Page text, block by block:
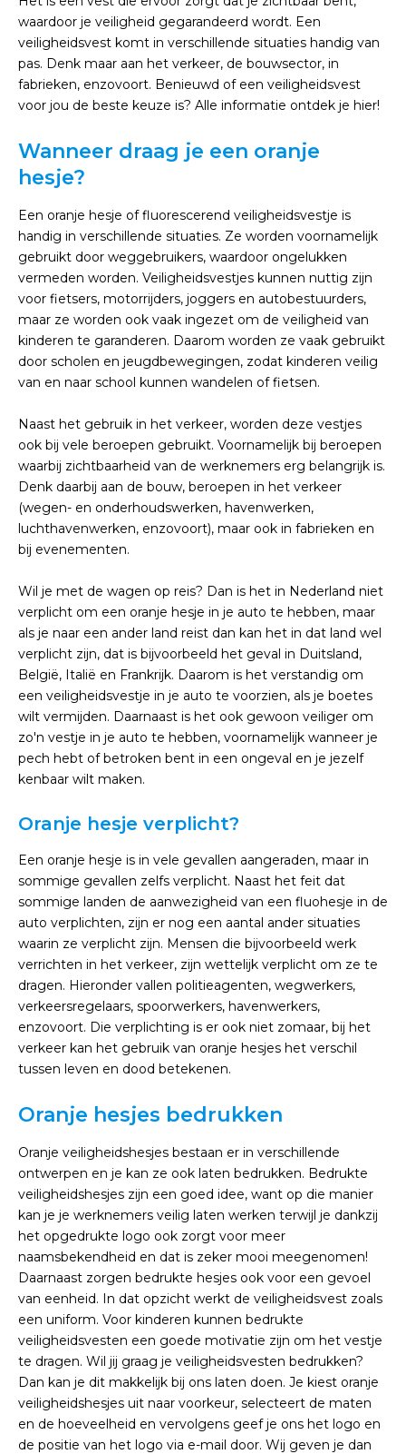
waardoor je veiligheid gegarandeerd wordt. Een
veiligheidsvest komt in verschillende situaties handig van
pas. Denk maar aan het verkeer, de bouwsector, in
fabrieken, enzovoort. Benieuwd of een veiligheidsvest
voor jou de beste keuze is? Alle informatie ontdek je hier!
Wanneer draag je een oranje
hesje?
Een oranje hesje of fluorescerend veiligheidsvestje is
handig in verschillende situaties. Ze worden voornamelijk
gebruikt door weggebruikers, waardoor ongelukken
vermeden worden. Veiligheidsvestjes kunnen nuttig zijn
voor fietsers, motorrijders, joggers en autobestuurders,
maar ze worden ook vaak ingezet om de veiligheid van
kinderen te garanderen. Daarom worden ze vaak gebruikt
door scholen en jeugdbewegingen, zodat kinderen veilig
van en naar school kunnen wandelen of fietsen.
Naast het gebruik in het verkeer, worden deze vestjes
ook bij vele beroepen gebruikt. Voornamelijk bij beroepen
waarbij zichtbaarheid van de werknemers erg belangrijk is.
Denk daarbij aan de bouw, beroepen in het verkeer
(wegen- en onderhoudswerken, havenwerken,
luchthavenwerken, enzovoort), maar ook in fabrieken en
bij evenementen.
Wil je met de wagen op reis? Dan is het in Nederland niet
verplicht om een oranje hesje in je auto te hebben, maar
als je naar een ander land reist dan kan het in dat land wel
verplicht zijn, dat is bijvoorbeeld het geval in Duitsland,
België, Italië en Frankrijk. Daarom is het verstandig om
een veiligheidsvestje in je auto te voorzien, als je boetes
wilt vermijden. Daarnaast is het ook gewoon veiliger om
zo'n vestje in je auto te hebben, voornamelijk wanneer je
pech hebt of betroken bent in een ongeval en je jezelf
kenbaar wilt maken.
Oranje hesje verplicht?
Een oranje hesje is in vele gevallen aangeraden, maar in
sommige gevallen zelfs verplicht. Naast het feit dat
sommige landen de aanwezigheid van een fluohesje in de
auto verplichten, zijn er nog een aantal ander situaties
waarin ze verplicht zijn. Mensen die bijvoorbeeld werk
verrichten in het verkeer, zijn wettelijk verplicht om ze te
dragen. Hieronder vallen politieagenten, wegwerkers,
verkeersregelaars, spoorwerkers, havenwerkers,
enzovoort. Die verplichting is er ook niet zomaar, bij het
verkeer kan het gebruik van oranje hesjes het verschil
tussen leven en dood betekenen.
Oranje hesjes bedrukken
Oranje veiligheidshesjes bestaan er in verschillende
ontwerpen en je kan ze ook laten bedrukken. Bedrukte
veiligheidshesjes zijn een goed idee, want op die manier
kan je je werknemers veilig laten werken terwijl je dankzij
het opgedrukte logo ook zorgt voor meer
naamsbekendheid en dat is zeker mooi meegenomen!
Daarnaast zorgen bedrukte hesjes ook voor een gevoel
van eenheid. In dat opzicht werkt de veiligheidsvest zoals
een uniform. Voor kinderen kunnen bedrukte
veiligheidsvesten een goede motivatie zijn om het vestje
te dragen. Wil jij graag je veiligheidsvesten bedrukken?
Dan kan je dit makkelijk bij ons laten doen. Je kiest oranje
veiligheidshesjes uit naar voorkeur, selecteert de maten
en de hoeveelheid en vervolgens geef je ons het logo en
de positie van het logo via e-mail door. Wij geven je dan